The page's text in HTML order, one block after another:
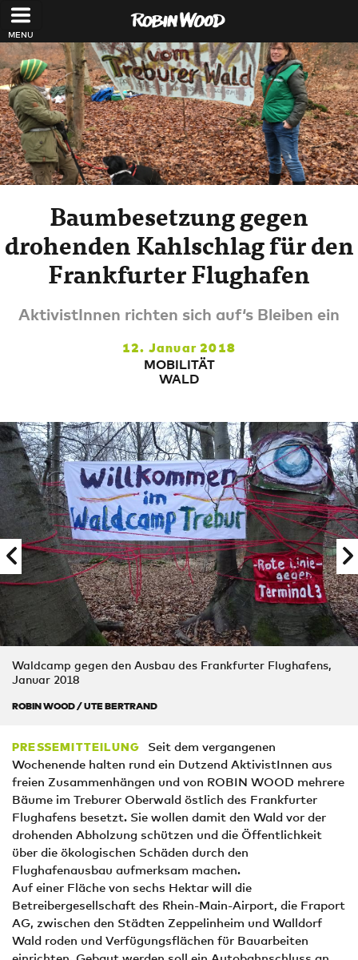
Direkt zum Inhalt
Baumbesetzung gegen
drohenden Kahlschlag für den
Frankfurter Flughafen
AktivistInnen richten sich auf‘s Bleiben ein
12. Januar 2018
MOBILITÄT
WALD
Waldcamp gegen den Ausbau des Frankfurter Flughafens,
Januar 2018
ROBIN WOOD / UTE BERTRAND
PRESSEMITTEILUNG
Seit dem vergangenen
Wochenende halten rund ein Dutzend AktivistInnen aus
freien Zusammenhängen und von ROBIN WOOD mehrere
Bäume im Treburer Oberwald östlich des Frankfurter
Flughafens besetzt. Sie wollen damit den Wald vor der
drohenden Abholzung schützen und die Öffentlichkeit
über die ökologischen Schäden durch den
Flughafenausbau aufmerksam machen.
Auf einer Fläche von sechs Hektar will die
Betreibergesellschaft des Rhein-Main-Airport, die Fraport
AG, zwischen den Städten Zeppelinheim und Walldorf
Wald roden und Verfügungsflächen für Bauarbeiten